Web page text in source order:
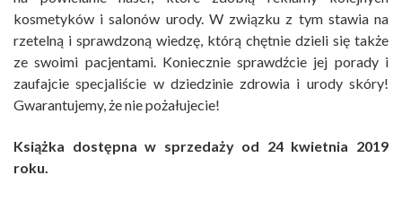
kosmetyków i salonów urody. W związku z tym stawia na
rzetelną i sprawdzoną wiedzę, którą chętnie dzieli się także
ze swoimi pacjentami. Koniecznie sprawdźcie jej porady i
zaufajcie specjaliście w dziedzinie zdrowia i urody skóry!
Gwarantujemy, że nie pożałujecie!
Książka dostępna w sprzedaży od 24 kwietnia 2019
roku.